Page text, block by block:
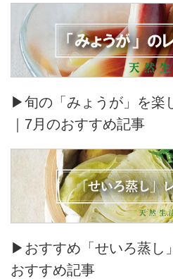
▶旬の「みょうが」を楽
｜7月のおすすめ記事
▶おすすめ「せいろ蒸し
おすすめ記事